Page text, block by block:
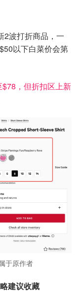
2波打折商品，一
以下白菜价会第
，但折扣区上新
于原作者
建议收藏